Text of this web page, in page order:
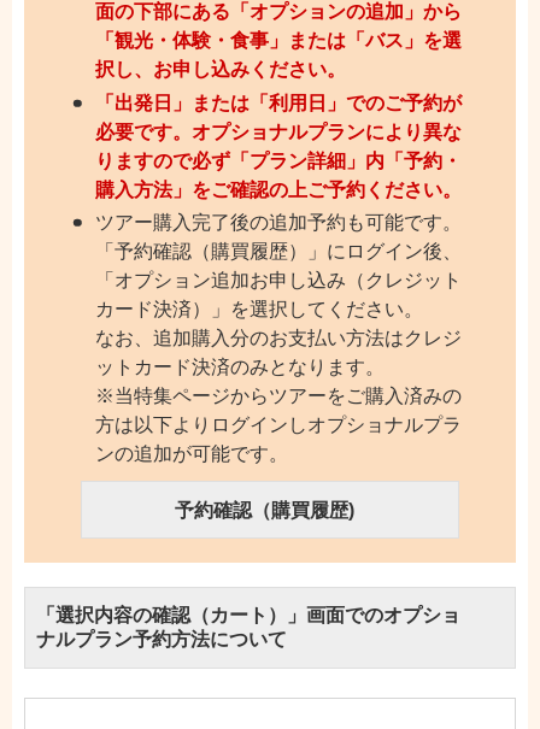
面の下部にある「オプションの追加」から
「観光・体験・食事」または「バス」を選
択し、お申し込みください。
「出発日」または「利用日」でのご予約が
必要です。オプショナルプランにより異な
りますので必ず「プラン詳細」内「予約・
購入方法」をご確認の上ご予約ください。
ツアー購入完了後の追加予約も可能です。
「予約確認（購買履歴）」にログイン後、
「オプション追加お申し込み（クレジット
カード決済）」を選択してください。
なお、追加購入分のお支払い方法はクレジ
ットカード決済のみとなります。
※当特集ページからツアーをご購入済みの
方は以下よりログインしオプショナルプラ
ンの追加が可能です。
予約確認（購買履歴)
「選択内容の確認（カート）」画面でのオプショ
ナルプラン予約方法について